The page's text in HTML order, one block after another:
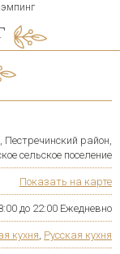
район,
сельское поселение
Показать на карте
до 22:00 Ежедневно
кухня Русская кухня